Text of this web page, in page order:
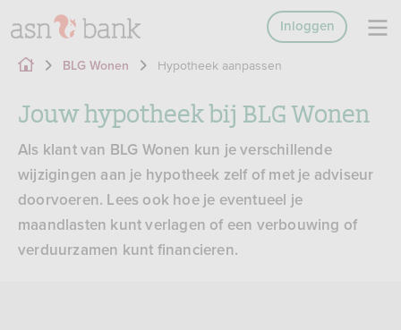
Inloggen
BLG Wonen Hypotheek aanpassen
Jouw hypotheek bij BLG Wonen
Als klant van BLG Wonen kun je verschillende
wijzigingen aan je hypotheek zelf of met je adviseur
doorvoeren. Lees ook hoe je eventueel je
maandlasten kunt verlagen of een verbouwing of
verduurzamen kunt financieren.